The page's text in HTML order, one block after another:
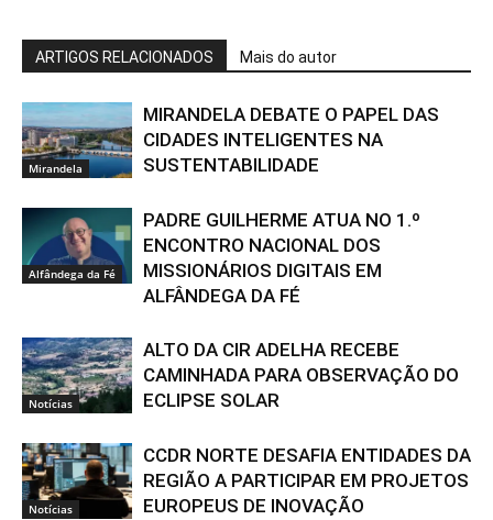
ARTIGOS RELACIONADOS Mais do autor
Mirandela
MIRANDELA DEBATE O PAPEL DAS
CIDADES INTELIGENTES NA
SUSTENTABILIDADE
Alfândega da Fé
PADRE GUILHERME ATUA NO 1.º
ENCONTRO NACIONAL DOS
MISSIONÁRIOS DIGITAIS EM
ALFÂNDEGA DA FÉ
Notícias
ALTO DA CIR ADELHA RECEBE
CAMINHADA PARA OBSERVAÇÃO DO
ECLIPSE SOLAR
Notícias
CCDR NORTE DESAFIA ENTIDADES DA
REGIÃO A PARTICIPAR EM PROJETOS
EUROPEUS DE INOVAÇÃO